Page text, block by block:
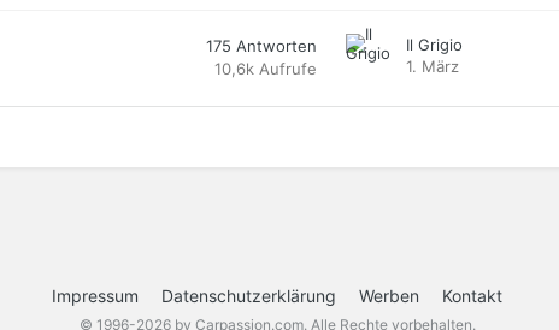
175 Antworten
10,6k Aufrufe
Il Grigio
1. März
Impressum Datenschutzerklärung Werben Kontakt
© 1996-2026 by Carpassion.com. Alle Rechte vorbehalten.